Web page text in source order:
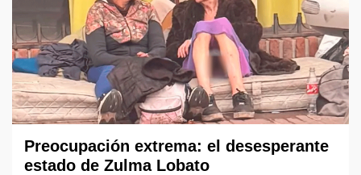
Preocupación extrema: el desesperante
estado de Zulma Lobato